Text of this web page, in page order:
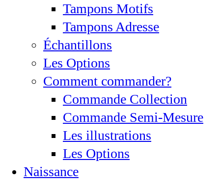
Tampons Motifs
Tampons Adresse
Échantillons
Les Options
Comment commander?
Commande Collection
Commande Semi-Mesure
Les illustrations
Les Options
Naissance